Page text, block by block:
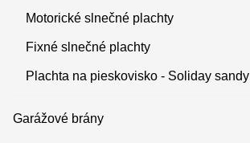
Motorické slnečné plachty
Fixné slnečné plachty
Plachta na pieskovisko - Soliday sandy
Garážové brány